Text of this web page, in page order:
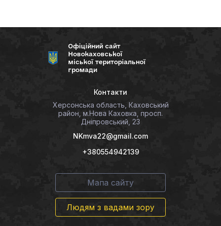
Офіційний сайт
Новокаховської
міської територіальної
громади
Контакти
Херсонська область, Каховський
район, м.Нова Каховка, просп.
Дніпровський, 23
NKmva22@gmail.com
+380554942139
Мапа сайту
Людям з вадами зору